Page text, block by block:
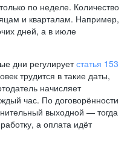
по неделе. Количество
и кварталам. Например,
дней, а в июле
дни регулируетстатья 153
трудится в такие даты,
начисляет
час. По договорённости
выходной — тогда
а оплата идёт